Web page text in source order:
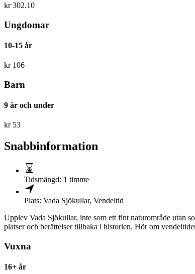
kr 302.10
Ungdomar
10-15 år
kr 106
Barn
9 år och under
kr 53
Snabbinformation
Tidsmängd: 1 timme
Plats: Vada Sjökullar, Vendeltid
Upplev Vada Sjökullar, inte som ett fint naturområde utan
platser och berättelser tillbaka i historien. Hör om
Vuxna
16+ år